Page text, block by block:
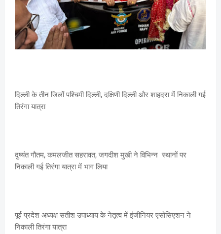
दिल्ली के तीन जिलों पश्चिमी दिल्ली, दक्षिणी दिल्ली और शाहदरा में निकाली गई
तिरंगा यात्रा
दुष्यंत गौतम, कमलजीत सहरावत, जगदीश मुखी ने विभिन्न स्थानों पर
निकाली गई तिरंगा यात्रा में भाग लिया
पूर्व प्रदेश अध्यक्ष सतीश उपाध्याय के नेतृत्व में इंजीनियर एसोसिएशन ने
निकाली तिरंगा यात्रा